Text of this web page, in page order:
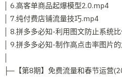
│ 6.高客单商品起爆模型2.0.mp4
│ 7.纯付费店铺流量技巧.mp4
│ 8.拼多多必知-利用图文防止系统
│ 9.拼多多必知-制作高点击率图片
├─【第8期】免费流量和春节运营